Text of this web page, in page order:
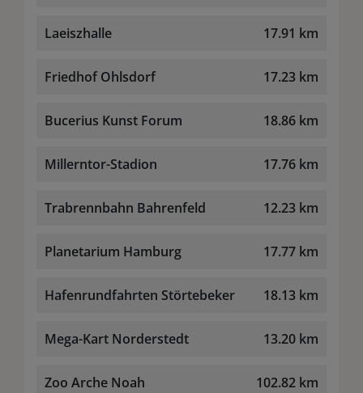
Laeiszhalle 17.91 km
Friedhof Ohlsdorf 17.23 km
Bucerius Kunst Forum 18.86 km
Millerntor-Stadion 17.76 km
Trabrennbahn Bahrenfeld 12.23 km
Planetarium Hamburg 17.77 km
Hafenrundfahrten Störtebeker 18.13 km
Mega-Kart Norderstedt 13.20 km
Zoo Arche Noah 102.82 km